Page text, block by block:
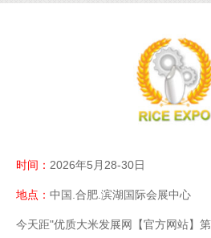
时间： 2026年5月28-30日
地点： 中国.合肥.滨湖国际会展中心